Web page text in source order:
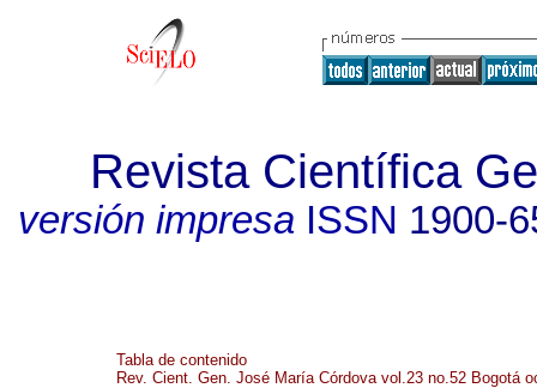
Revista Científica
versión impresaISSN 1900-
Tabla de contenido
Rev. Cient. Gen. José María Córdova vol.23 no.52 Bogotá